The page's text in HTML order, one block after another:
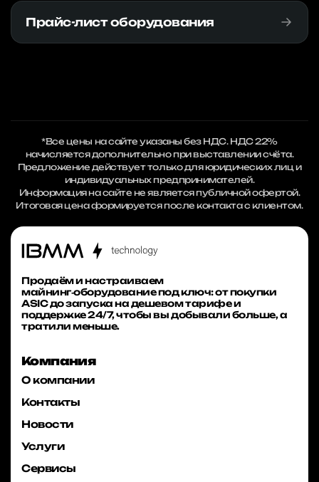
Прайс-лист оборудования
*Все цены на сайте указаны без НДС. НДС 22%
начисляется дополнительно при выставлении счёта.
Предложение действует только для юридических лиц и
индивидуальных предпринимателей.
Информация на сайте не является публичной офертой.
Итоговая цена формируется после контакта с клиентом.
Продаём и настраиваем
майнинг‑оборудование под ключ: от покупки
ASIC до запуска на дешевом тарифе и
поддержке 24/7, чтобы вы добывали больше, а
тратили меньше.
Компания
О компании
Контакты
Новости
Услуги
Сервисы